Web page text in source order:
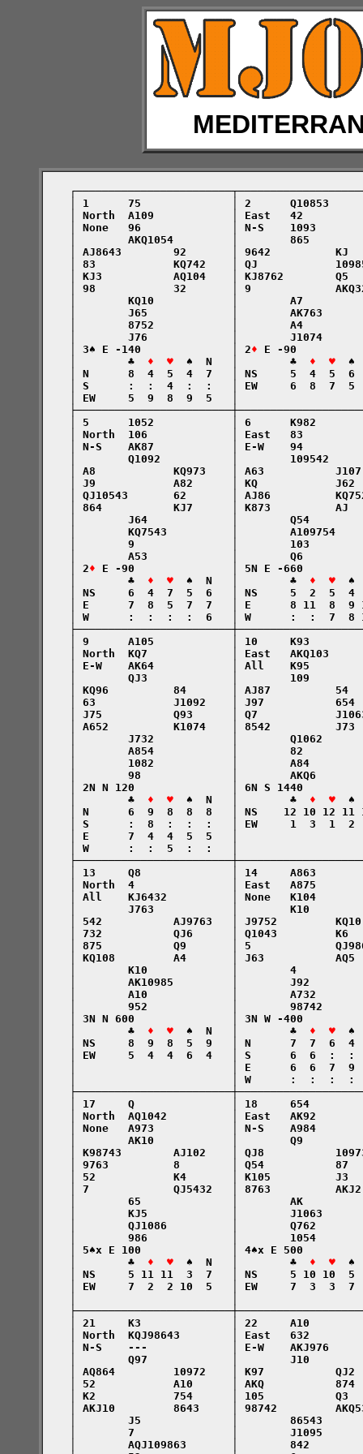
│ 1      75              │ 2      Q10853
│ North  A109            │ East   42
│ None   96              │ N-S    1093
│        AKQ1054         │        865
│ AJ8643        92       │ 9642          KJ
│ 83            KQ742    │ QJ
│ KJ3           AQ104    │ KJ8762        Q5
│ 98            32       │ 9
│        KQ10            │        A7
│        J65             │        AK763
│        8752            │        A4
│        J76             │        J1074
    │ 3♠ E -140              │ 2
♦ E -90
    │        ♣
♦  ♥
  ♠  N   │        ♣
♦  ♥
♠
│ N      8  4  5  4  7   │ NS     5  4  5
│ S      :  :  4  :  :   │ EW     6  8  7
│ EW     5  9  8  9  5   │
│ 5      1052            │ 6      K982
│ North  106             │ East   83
│ N-S    AK87            │ E-W    94
│        Q1092           │        109542
│ A8            KQ973    │ A63
│ J9            A82      │ KQ
│ QJ10543       62       │ AJ86
│ 864           KJ7      │ K873          AJ
│        J64             │        Q54
│        KQ7543          │        A109754
│        9               │        103
│        A53             │        Q6
    │ 2
♦ E -90               │ 5N E -660
    │        ♣
♦  ♥
  ♠  N   │        ♣
♦  ♥
♠
│ NS     6  4  7  5  6   │ NS     5  2  5
│ E      7  8  5  7  7   │ E      8 11  8
│ W      :  :  :  :  6   │ W      :  :  7
│ 9      A105            │ 10     K93
│ North  KQ7             │ East   AKQ103
│ E-W    AK64            │ All    K95
│        QJ3             │        109
│ KQ96          84       │ AJ87          54
│ 63            J1092    │ J97
│ J75           Q93      │ Q7
│ A652          K1074    │ 8542
│        J732            │        Q1062
│        A854            │        82
│        1082            │        A84
│        98              │        AKQ6
│ 2N N 120               │ 6N S 1440
    │        ♣
♦  ♥
  ♠  N   │        ♣
♦  ♥
♠
│ N      6  9  8  8  8   │ NS    12 10 12
│ S      :  8  :  :  :   │ EW     1  3  1
│ E      7  4  4  5  5   │
│ W      :  :  5  :  :   │
│ 13     Q8              │ 14     A863
│ North  4               │ East   A875
│ All    KJ6432          │ None   K104
│        J763            │        K10
│ 542           AJ9763   │ J9752
│ 732           QJ6      │ Q1043         K6
│ 875           Q9       │ 5
│ KQ108         A4       │ J63
│        K10             │        4
│        AK10985         │        J92
│        A10             │        A732
│        952             │        98742
│ 3N N 600               │ 3N W -400
    │        ♣
♦  ♥
  ♠  N   │        ♣
♦  ♥
♠
│ NS     8  9  8  5  9   │ N      7  7  6
│ EW     5  4  4  6  4   │ S      6  6  :
│                        │ E      6  6  7
│                        │ W      :  :  :
│ 17     Q               │ 18     654
│ North  AQ1042          │ East   AK92
│ None   A973            │ N-S    A984
│        AK10            │        Q9
│ K98743        AJ102    │ QJ8
│ 9763          8        │ Q54           87
│ 52            K4       │ K105          J3
│ 7             QJ5432   │ 8763
│        65              │        AK
│        KJ5             │        J1063
│        QJ1086          │        Q762
│        986             │        1054
│ 5♠x E 100              │ 4♠x E 500
    │        ♣
♦  ♥
  ♠  N   │        ♣
♦  ♥
♠
│ NS     5 11 11  3  7   │ NS     5 10 10
│ EW     7  2  2 10  5   │ EW     7  3  3
│ 21     K3              │ 22     A10
│ North  KQJ98643        │ East   632
│ N-S    ---             │ E-W    AKJ976
│        Q97             │        J10
│ AQ864         10972    │ K97
│ 52            A10      │ AKQ
│ K2            754      │ 105           Q3
│ AKJ10         8643     │ 98742
│        J5              │        86543
│        7               │        J1095
│        AQJ109863       │        842